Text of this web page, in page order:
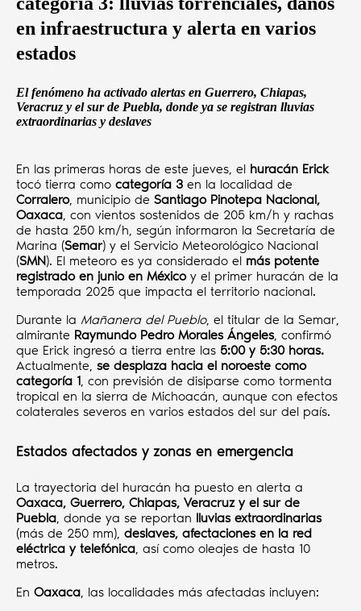
en infraestructura y alerta en varios
estados
El fenómeno ha activado alertas en Guerrero, Chiapas,
Veracruz y el sur de Puebla, donde ya se registran lluvias
extraordinarias y deslaves
En las primeras horas de este jueves, el huracán Erick
tocó tierra como categoría 3 en la localidad de
Corralero, municipio de Santiago Pinotepa Nacional,
Oaxaca, con vientos sostenidos de 205 km/h y rachas
de hasta 250 km/h, según informaron la Secretaría de
Marina (Semar) y el Servicio Meteorológico Nacional
(SMN). El meteoro es ya considerado el más potente
registrado en junio en Méxicoy el primer huracán de la
temporada 2025 que impacta el territorio nacional.
Durante la Mañanera del Pueblo, el titular de la Semar,
almirante Raymundo Pedro Morales Ángeles, confirmó
que Erick ingresó a tierra entre las 5:00 y 5:30 horas.
Actualmente, se desplaza hacia el noroeste como
categoría 1, con previsión de disiparse como tormenta
tropical en la sierra de Michoacán, aunque con efectos
colaterales severos en varios estados del sur del país.
Estados afectados y zonas en emergencia
La trayectoria del huracán ha puesto en alerta a
Oaxaca, Guerrero, Chiapas, Veracruz y el sur de
Puebla , donde ya se reportan lluvias extraordinarias
(más de 250 mm), deslaves, afectaciones en la red
eléctrica y telefónica , así como oleajes de hasta 10
metros.
En Oaxaca , las localidades más afectadas incluyen: